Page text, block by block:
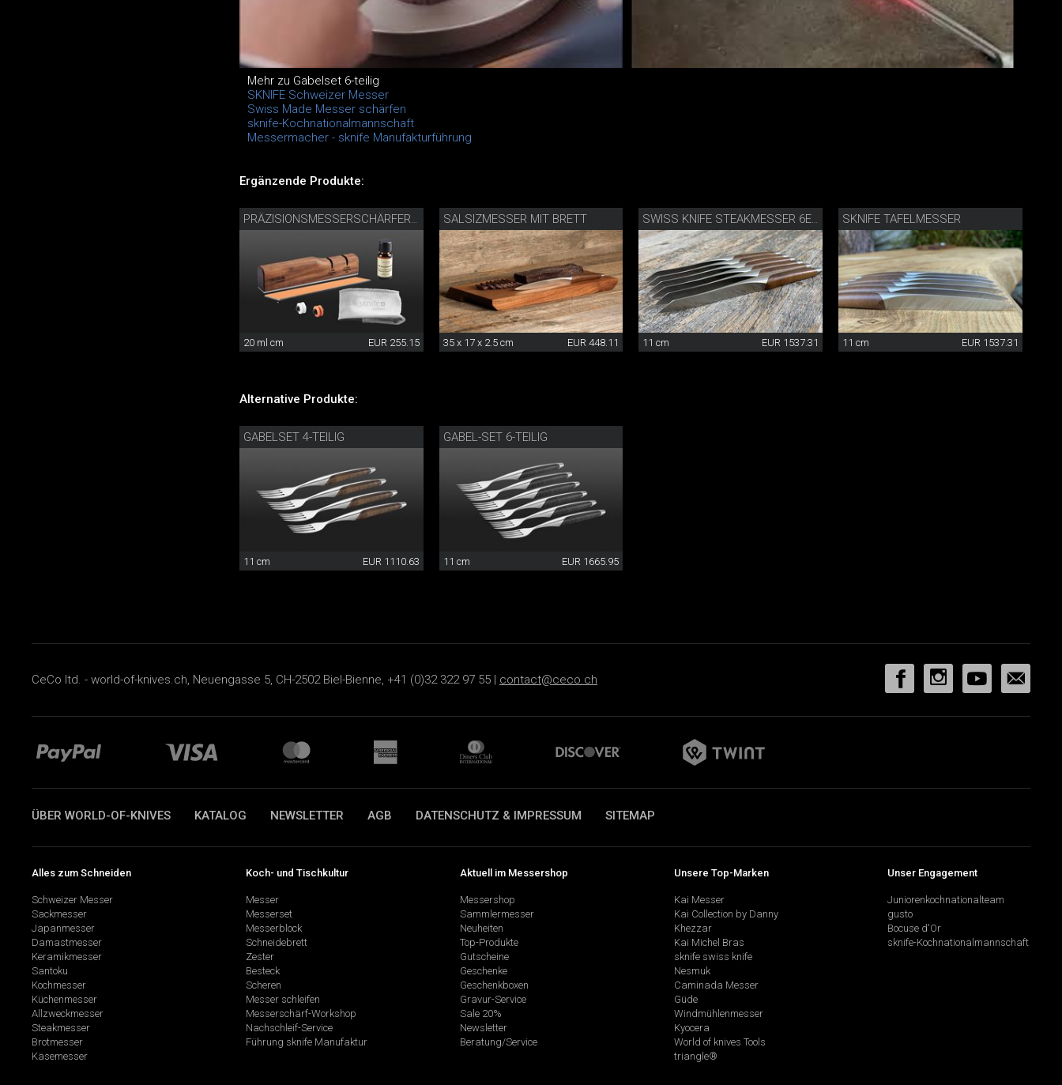
Mehr zu Gabelset 6-teilig
SKNIFE Schweizer Messer
Swiss Made Messer schärfen
sknife-Kochnationalmannschaft
Messermacher - sknife Manufakturführung
Ergänzende Produkte:
PRÄZISIONSMESSERSCHÄRFER MIT PFLEGESET
20 ml cm EUR 255.15
SALSIZMESSER MIT BRETT
35 x 17 x 2.5 cm EUR 448.11
SWISS KNIFE STEAKMESSER 6ER SET
11 cm EUR 1537.31
SKNIFE TAFELMESSER
11 cm EUR 1537.31
Alternative Produkte:
GABELSET 4-TEILIG
11 cm EUR 1110.63
GABEL-SET 6-TEILIG
11 cm EUR 1665.95
CeCo ltd. - world-of-knives.ch, Neuengasse 5, CH-2502 Biel-Bienne, +41 (0)32 322 97 55 | contact@ceco.ch
ÜBER WORLD-OF-KNIVES KATALOG NEWSLETTER AGB DATENSCHUTZ & IMPRESSUM SITEMAP
Alles zum Schneiden
Schweizer Messer
Sackmesser
Japanmesser
Damastmesser
Keramikmesser
Santoku
Kochmesser
Küchenmesser
Allzweckmesser
Steakmesser
Brotmesser
Käsemesser
Koch- und Tischkultur
Messer
Messerset
Messerblock
Schneidebrett
Zester
Besteck
Scheren
Messer schleifen
Messerschärf-Workshop
Nachschleif-Service
Führung sknife Manufaktur
Aktuell im Messershop
Messershop
Sammlermesser
Neuheiten
Top-Produkte
Gutscheine
Geschenke
Geschenkboxen
Gravur-Service
Sale 20%
Newsletter
Beratung/Service
Unsere Top-Marken
Kai Messer
Kai Collection by Danny
Khezzar
Kai Michel Bras
sknife swiss knife
Nesmuk
Caminada Messer
Güde
Windmühlenmesser
Kyocera
World of knives Tools
triangle®
Unser Engagement
Juniorenkochnationalteam
gusto
Bocuse d'Or
sknife-Kochnationalmannschaft